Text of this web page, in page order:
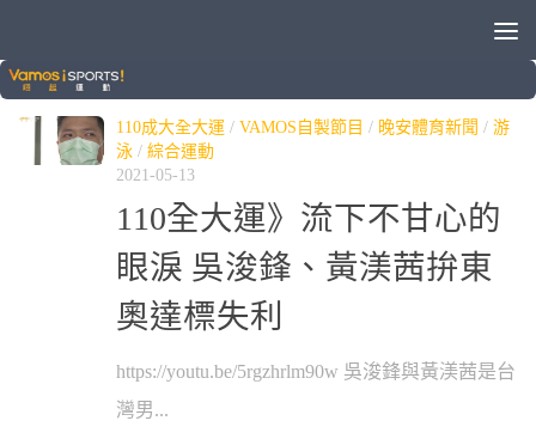
標籤：水道速男
110成大全大運 / VAMOS自製節目 / 晚安體育新聞 / 游
泳 / 綜合運動
2021-05-13
110全大運》流下不甘心的
眼淚 吳浚鋒、黃渼茜拚東
奧達標失利
https://youtu.be/5rgzhrlm90w 吳浚鋒與黃渼茜是台
灣男...